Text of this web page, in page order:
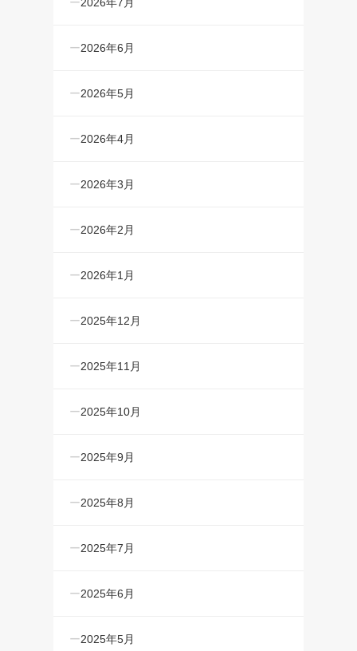
2026年6月
2026年5月
2026年4月
2026年3月
2026年2月
2026年1月
2025年12月
2025年11月
2025年10月
2025年9月
2025年8月
2025年7月
2025年6月
2025年5月